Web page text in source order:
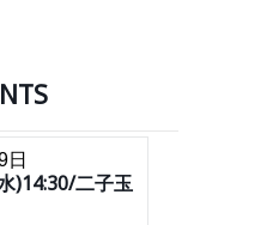
日
)14:30/二子玉